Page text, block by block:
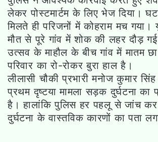
लेकर पोस्टमार्टम के लिए भेज दिया।
मिलते ही परिजनों में कोहराम मच
मौत से पूरे गांव में शोक की लहर दौड़
उत्सव के माहौल के बीच गांव में मातम
परिवार का रो-रोकर बुरा हाल है।
लीलासी चौकी प्रभारी मनोज कुमार
प्रथम दृष्टया मामला सड़क दुर्घटना का
है। हालांकि पुलिस हर पहलू से जांच कर
दुर्घटना के वास्तविक कारणों का पता